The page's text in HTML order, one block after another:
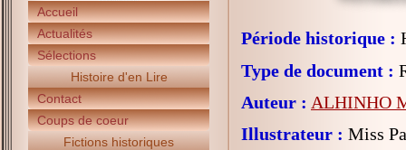
Accueil
Actualités
Sélections
Histoire d'en Lire
Contact
Coups de coeur
Fictions historiques
Période historique :
Type de document :
Auteur : ALHINHO
Illustrateur : Miss